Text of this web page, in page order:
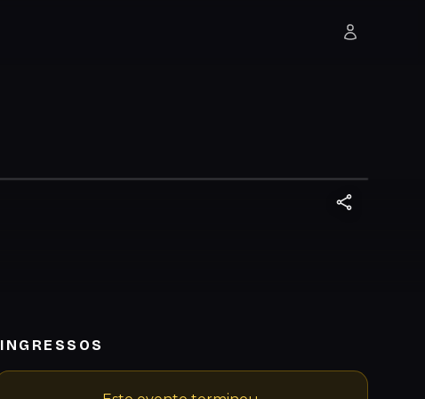
INGRESSOS